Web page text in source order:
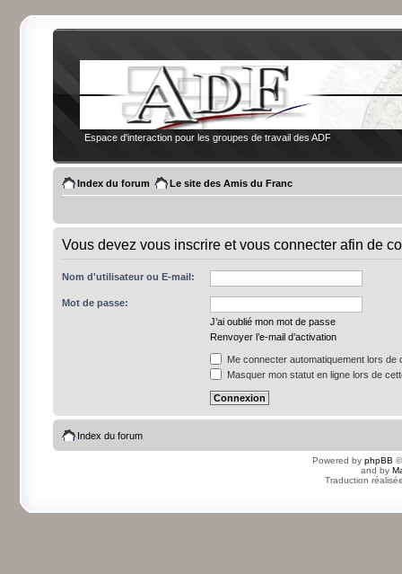
Espace d'interaction pour les groupes de travail des ADF
Index du forum Le site des Amis du Franc
Vous devez vous inscrire et vous connecter afin de
Nom d'utilisateur ou E-mail:
Mot de passe:
J’ai oublié mon mot de passe
Renvoyer l’e-mail d’activation
Me connecter automatiquement lors de
Masquer mon statut en ligne lors de
Index du forum
Powered by phpBB
and by
Traduction